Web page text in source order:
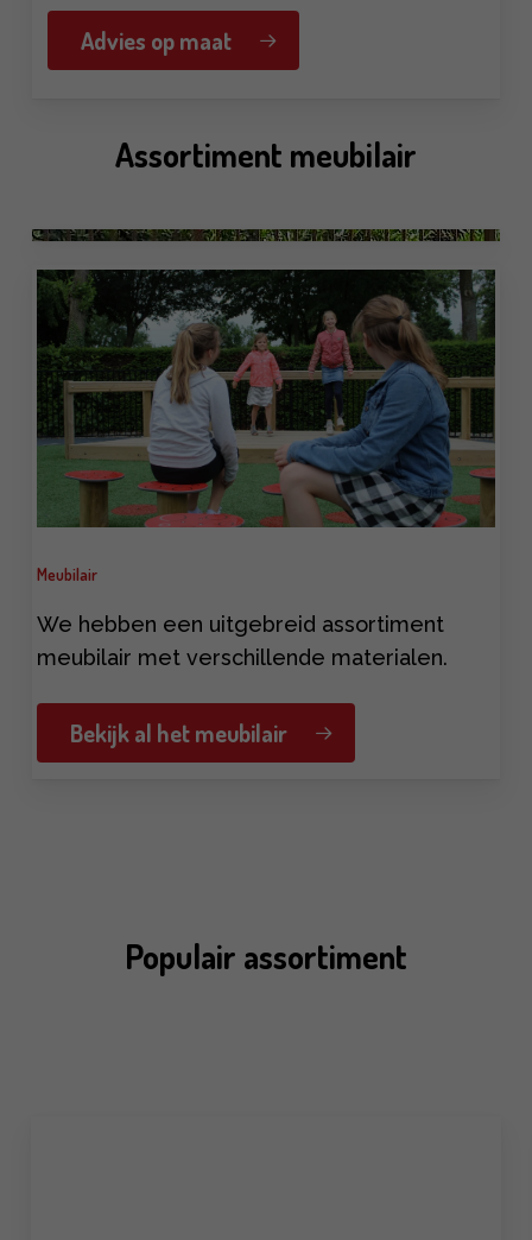
Advies op maat
Assortiment meubilair
Meubilair
We hebben een uitgebreid assortiment
meubilair met verschillende materialen.
Bekijk al het meubilair
Populair assortiment